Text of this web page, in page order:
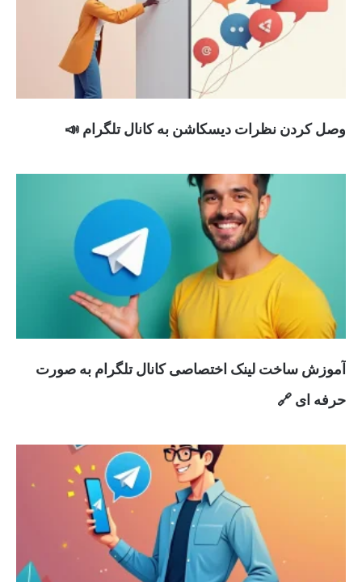
وصل کردن نظرات دیسکاشن به کانال تلگرام 📣
آموزش ساخت لینک اختصاصی کانال تلگرام به صورت
حرفه ای 🔗